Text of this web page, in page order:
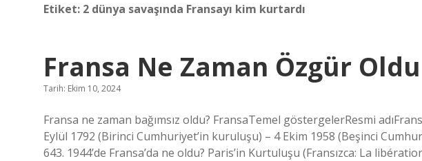
Etiket: 2 dünya savaşında Fransayı kim kurtardı
Fransa Ne Zaman Özgür Oldu
Tarih: Ekim 10, 2024
Fransa ne zaman bağımsız oldu? FransaTemel göstergelerResmi
Eylül 1792 (Birinci Cumhuriyet’in kuruluşu) – 4 Ekim 1958 (Beşinci
643. 1944’de Fransa’da ne oldu? Paris’in Kurtuluşu (Fransızca: La